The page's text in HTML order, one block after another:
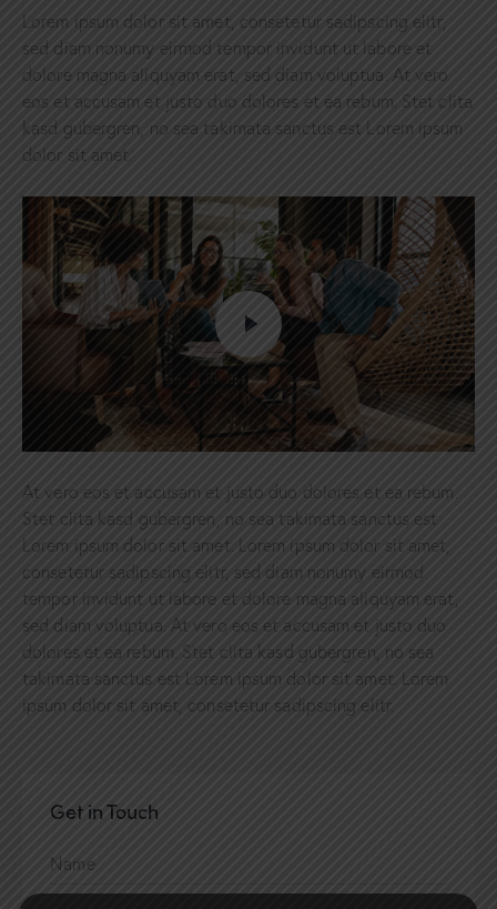
Lorem ipsum dolor sit amet, consetetur sadipscing elitr,
sed diam nonumy eirmod tempor invidunt ut labore et
dolore magna aliquyam erat, sed diam voluptua. At vero
eos et accusam et justo duo dolores et ea rebum. Stet clita
kasd gubergren, no sea takimata sanctus est Lorem ipsum
dolor sit amet.
At vero eos et accusam et justo duo dolores et ea rebum.
Stet clita kasd gubergren, no sea takimata sanctus est
Lorem ipsum dolor sit amet. Lorem ipsum dolor sit amet,
consetetur sadipscing elitr, sed diam nonumy eirmod
tempor invidunt ut labore et dolore magna aliquyam erat,
sed diam voluptua. At vero eos et accusam et justo duo
dolores et ea rebum. Stet clita kasd gubergren, no sea
takimata sanctus est Lorem ipsum dolor sit amet. Lorem
ipsum dolor sit amet, consetetur sadipscing elitr.
Get in Touch